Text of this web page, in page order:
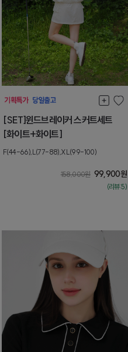
[SET]윈드브레이커 스커트세트
[화이트+화이트]
F(44-66),L(77-88),XL(99-100)
158,000원 99,900원
(리뷰:5)